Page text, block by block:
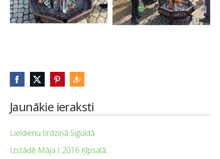
Jaunākie ieraksti
Lieldienu tirdziņā Siguldā
Izstādē Māja I 2016 Ķīpsalā